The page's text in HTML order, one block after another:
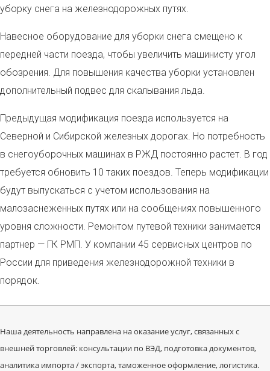
уборку снега на железнодорожных путях.
Навесное оборудование для уборки снега смещено к
передней части поезда, чтобы увеличить машинисту угол
обозрения. Для повышения качества уборки установлен
дополнительный подвес для скалывания льда.
Предыдущая модификация поезда используется на
Северной и Сибирской железных дорогах. Но потребность
в снегоуборочных машинах в РЖД постоянно растет. В год
требуется обновить 10 таких поездов. Теперь модификации
будут выпускаться с учетом использования на
малозаснеженных путях или на сообщениях повышенного
уровня сложности. Ремонтом путевой техники занимается
партнер — ГК РМП. У компании 45 сервисных центров по
России для приведения железнодорожной техники в
порядок.
Наша деятельность направлена на оказание услуг, связанных с
внешней торговлей: консультации по ВЭД, подготовка документов,
аналитика импорта / экспорта, таможенное оформление, логистика.